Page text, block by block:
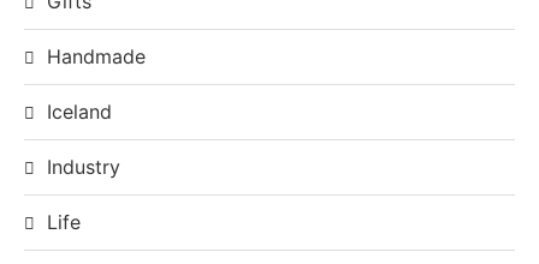
Handmade
Iceland
Industry
Life